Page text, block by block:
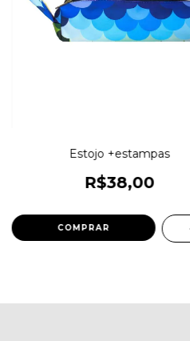
Estojo +estampas
R$38,00
COMPRAR